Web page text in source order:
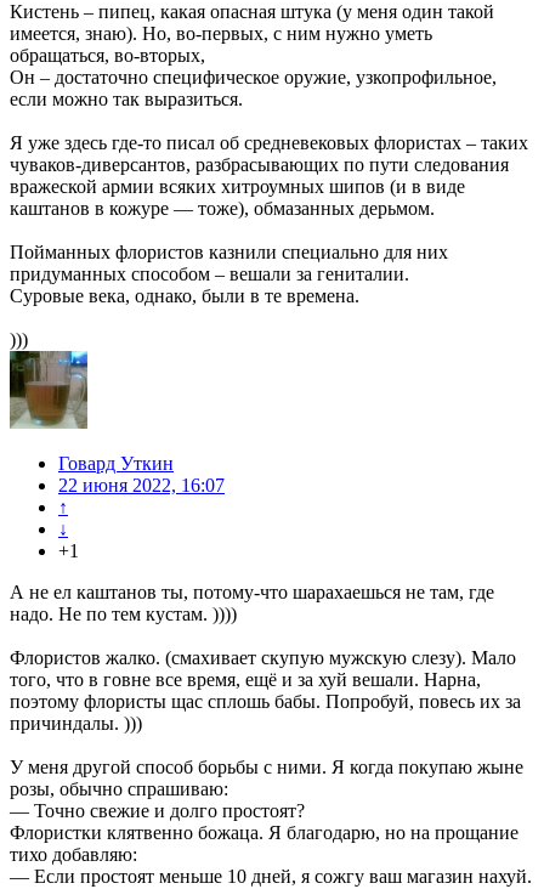
Кистень – пипец, какая опасная штука (у меня один такой
имеется, знаю). Но, во-первых, с ним нужно уметь
обращаться, во-вторых,
Он – достаточно специфическое оружие, узкопрофильное,
если можно так выразиться.
Я уже здесь где-то писал об средневековых флористах – таких
чуваков-диверсантов, разбрасывающих по пути следования
вражеской армии всяких хитроумных шипов (и в виде
каштанов в кожуре — тоже), обмазанных дерьмом.
Пойманных флористов казнили специально для них
придуманных способом – вешали за гениталии.
Суровые века, однако, были в те времена.
)))
Говард Уткин
22 июня 2022, 16:07
↑
↓
+1
А не ел каштанов ты, потому-что шарахаешься не там, где
надо. Не по тем кустам. ))))
Флористов жалко. (смахивает скупую мужскую слезу). Мало
того, что в говне все время, ещё и за хуй вешали. Нарна,
поэтому флористы щас сплошь бабы. Попробуй, повесь их за
причиндалы. )))
У меня другой способ борьбы с ними. Я когда покупаю жыне
розы, обычно спрашиваю:
— Точно свежие и долго простоят?
Флористки клятвенно божаца. Я благодарю, но на прощание
тихо добавляю:
— Если простоят меньше 10 дней, я сожгу ваш магазин нахуй.